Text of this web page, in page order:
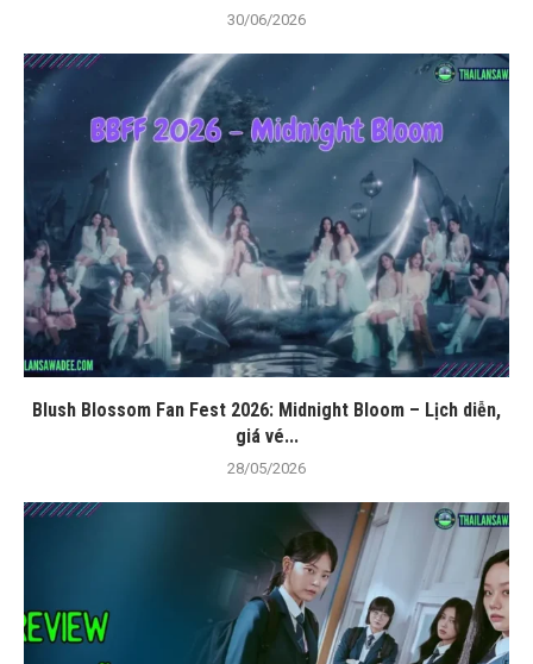
30/06/2026
Blush Blossom Fan Fest 2026: Midnight Bloom – Lịch diễn,
giá vé...
28/05/2026